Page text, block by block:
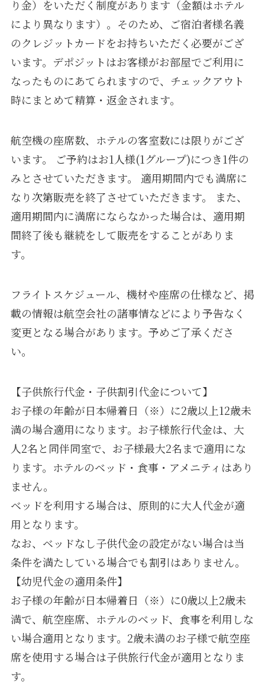
り金）をいただく制度があります（金額はホテル
により異なります）。そのため、ご宿泊者様名義
のクレジットカードをお持ちいただく必要がござ
います。デポジットはお客様がお部屋でご利用に
なったものにあてられますので、チェックアウト
時にまとめて精算・返金されます。
航空機の座席数、ホテルの客室数には限りがござ
います。 ご予約はお1人様(1グループ)につき1件の
みとさせていただきます。 適用期間内でも満席に
なり次第販売を終了させていただきます。 また、
適用期間内に満席にならなかった場合は、適用期
間終了後も継続をして販売をすることがありま
す。
フライトスケジュール、機材や座席の仕様など、掲
載の情報は航空会社の諸事情などにより予告なく
変更となる場合があります。予めご了承くださ
い。
【子供旅行代金・子供割引代金について】
お子様の年齢が日本帰着日（※）に2歳以上12歳未
満の場合適用になります。お子様旅行代金は、大
人2名と同伴同室で、お子様最大2名まで適用にな
ります。ホテルのベッド・食事・アメニティはあり
ません。
ベッドを利用する場合は、原則的に大人代金が適
用となります。
なお、ベッドなし子供代金の設定がない場合は当
条件を満たしている場合でも割引はありません。
【幼児代金の適用条件】
お子様の年齢が日本帰着日（※）に0歳以上2歳未
満で、航空座席、ホテルのベッド、食事を利用しな
い場合適用となります。2歳未満のお子様で航空座
席を使用する場合は子供旅行代金が適用となりま
す。